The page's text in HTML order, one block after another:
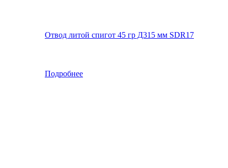
Отвод литой спигот 45 гр Д315 мм SDR17
Подробнее